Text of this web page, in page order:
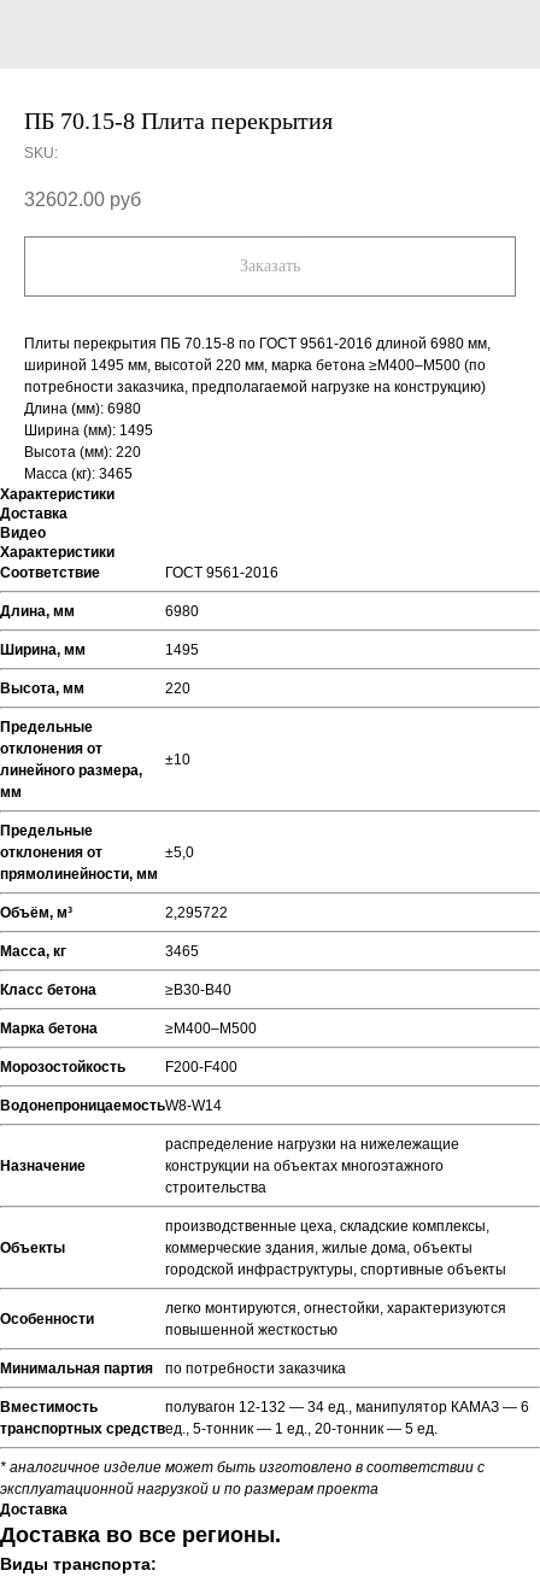
ПБ 70.15-8 Плита перекрытия
SKU:
32602.00 руб
Заказать
Плиты перекрытия ПБ 70.15-8 по ГОСТ 9561-2016 длиной 6980 мм,
шириной 1495 мм, высотой 220 мм, марка бетона ≥М400–М500 (по
потребности заказчика, предполагаемой нагрузке на конструкцию)
Длина (мм): 6980
Ширина (мм): 1495
Высота (мм): 220
Масса (кг): 3465
Характеристики
Доставка
Видео
Характеристики
Соответствие
ГОСТ 9561-2016
Длина, мм 6980
Ширина, мм 1495
Высота, мм 220
Предельные
отклонения от
линейного размера,
мм
±10
Предельные
отклонения от
прямолинейности, мм
±5,0
Объём, м³ 2,295722
Масса, кг 3465
Класс бетона ≥В30-В40
Марка бетона ≥М400–М500
Морозостойкость F200-F400
ВодонепроницаемостьW8-W14
Назначение
распределение нагрузки на нижележащие
конструкции на объектах многоэтажного
строительства
Объекты
производственные цеха, складские комплексы,
коммерческие здания, жилые дома, объекты
городской инфраструктуры, спортивные объекты
Особенности
легко монтируются, огнестойки, характеризуются
повышенной жесткостью
Минимальная партия по потребности заказчика
Вместимость
транспортных средств
полувагон 12-132 — 34 ед., манипулятор КАМАЗ — 6
ед., 5-тонник — 1 ед., 20-тонник — 5 ед.
* аналогичное изделие может быть изготовлено в соответствии с
эксплуатационной нагрузкой и по размерам проекта
Доставка
Доставка во все регионы.
Виды транспорта: